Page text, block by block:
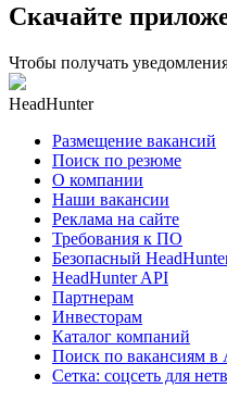
Скачайте
Чтобы получать
HeadHunter
Размещение вакансий
Поиск по резюме
О компании
Наши вакансии
Реклама на сайте
Требования к ПО
Безопасный
HeadHunter API
Партнерам
Инвесторам
Каталог компаний
Поиск по вакансиям в
Сетка: соцсеть для